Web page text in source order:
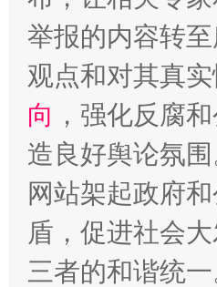
举报的内容转
观点和对其真实
向 ，强化反腐
造良好舆论氛
网站架起政府
盾，促进社会
三者的和谐统